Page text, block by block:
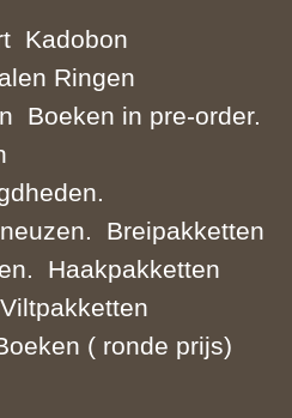
Kadobon
Ringen
Boeken in pre-order.
Breipakketten
Haakpakketten
Viltpakketten
( ronde prijs)